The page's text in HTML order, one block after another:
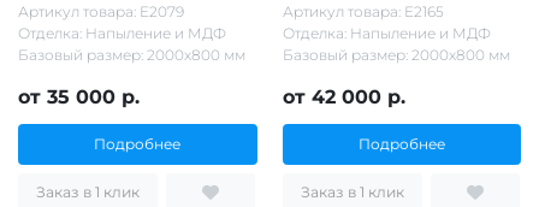
Артикул товара: Е2079
Отделка: Напыление и МДФ
Базовый размер: 2000х800 мм
от 35 000 р.
Подробнее
Заказ в 1 клик
Артикул товара: Е2165
Отделка: Напыление и МДФ
Базовый размер: 2000х800 мм
от 42 000 р.
Подробнее
Заказ в 1 клик